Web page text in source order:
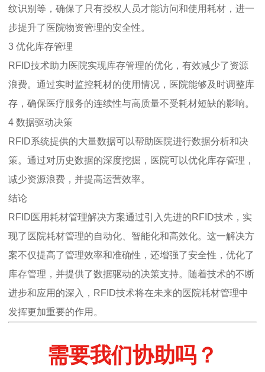
纹识别等，确保了只有授权人员才能访问和使用耗材，进一
步提升了医院物资管理的安全性。
3 优化库存管理
RFID技术助力医院实现库存管理的优化，有效减少了资源
浪费。通过实时监控耗材的使用情况，医院能够及时调整库
存，确保医疗服务的连续性与高质量不受耗材短缺的影响。
4 数据驱动决策
RFID系统提供的大量数据可以帮助医院进行数据分析和决
策。通过对历史数据的深度挖掘，医院可以优化库存管理，
减少资源浪费，并提高运营效率。
结论
RFID医用耗材管理解决方案通过引入先进的RFID技术，实
现了医院耗材管理的自动化、智能化和高效化。这一解决方
案不仅提高了管理效率和准确性，还增强了安全性，优化了
库存管理，并提供了数据驱动的决策支持。随着技术的不断
进步和应用的深入，RFID技术将在未来的医院耗材管理中
发挥更加重要的作用。
需要我们协助吗？